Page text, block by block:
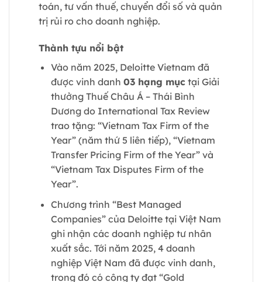
toán, tư vấn thuế, chuyển đổi số và quản
trị rủi ro cho doanh nghiệp.
Thành tựu nổi bật
Vào năm 2025, Deloitte Vietnam đã
được vinh danh 03 hạng mụctại Giải
thưởng Thuế Châu Á – Thái Bình
Dương do International Tax Review
trao tặng: “Vietnam Tax Firm of the
Year” (năm thứ 5 liên tiếp), “Vietnam
Transfer Pricing Firm of the Year” và
“Vietnam Tax Disputes Firm of the
Year”.
Chương trình “Best Managed
Companies” của Deloitte tại Việt Nam
ghi nhận các doanh nghiệp tư nhân
xuất sắc. Tới năm 2025, 4 doanh
nghiệp Việt Nam đã được vinh danh,
trong đó có công ty đạt “Gold